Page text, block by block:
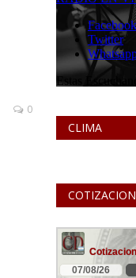
0
CLIMA
COTIZACION